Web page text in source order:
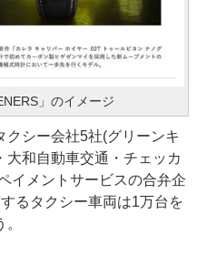
」のイメージ
シー会社5社(グリーンキ
大和自動車交通・チェッカ
イメントサービスの合弁企
るタクシー車両は1万台を